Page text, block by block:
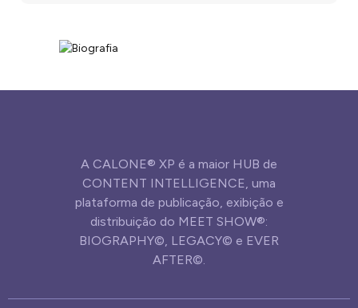
A CALONE® XP é a maior HUB de
CONTENT INTELLIGENCE, uma
plataforma de publicação, exibição e
distribuição do MEET SHOW®:
BIOGRAPHY©, LEGACY© e EVER
AFTER©.